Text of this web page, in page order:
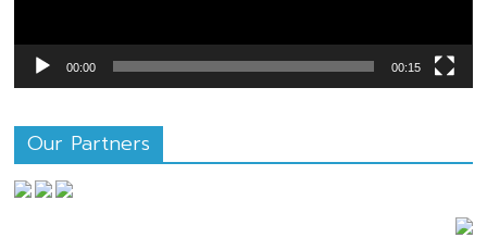
00:00 00:15
Our Partners